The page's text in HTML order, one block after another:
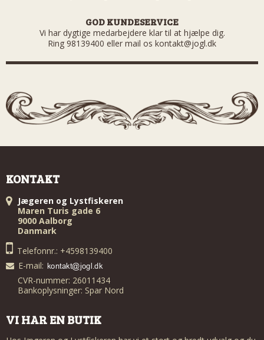
GOD KUNDESERVICE
Vi har dygtige medarbejdere klar til at hjælpe dig.
Ring 98139400 eller mail os kontakt@jogl.dk
KONTAKT
Jægeren og Lystfiskeren
Maren Turis gade 6
9000 Aalborg
Danmark
Telefonnr.: +4598139400
E-mail:
CVR-nummer: 26011434
Bankoplysninger: Spar Nord
VI HAR EN BUTIK